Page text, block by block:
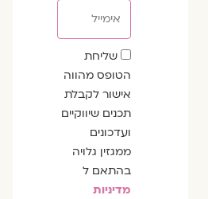
שדה
הסכמה
שליחת
הטופס מהווה
אישור לקבלת
תכנים שיווקיים
ועדכונים
ממגזין גלויה
בהתאם ל
מדיניות